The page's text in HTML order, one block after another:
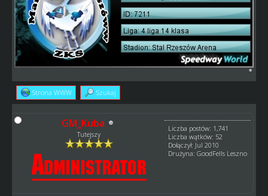
Strona WWW Szukaj
GM_Kuba
Tutejszy
Liczba postów: 1,741
Liczba wątków: 52
Dołączył: Jul 2010
Drużyna: GoodFells Leszno